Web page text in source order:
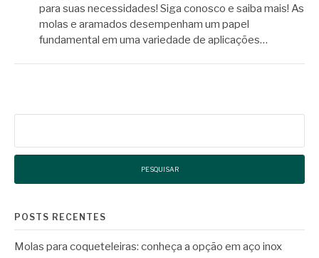
para suas necessidades! Siga conosco e saiba mais! As
molas e aramados desempenham um papel
fundamental em uma variedade de aplicações…
POSTS RECENTES
Molas para coqueteleiras: conheça a opção em aço inox